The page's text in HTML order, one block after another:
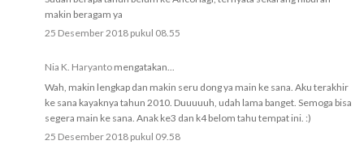
makin beragam ya
25 Desember 2018 pukul 08.55
Nia K. Haryanto mengatakan...
Wah, makin lengkap dan makin seru dong ya main ke sana. Aku terakhir
ke sana kayaknya tahun 2010. Duuuuuh, udah lama banget. Semoga bisa
segera main ke sana. Anak ke3 dan k4 belom tahu tempat ini. :)
25 Desember 2018 pukul 09.58